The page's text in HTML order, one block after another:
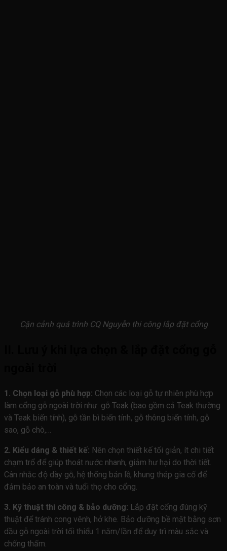
Cận cảnh quá trình CQ Nguyễn thi công lắp đặt cổng
1. Chọn loại gỗ phù hợp: Chọn các loại gỗ tự nhiên phù hợp
làm cổng gỗ ngoài trời như: gỗ Teak (bao gồm cả Teak thường
và Teak biến tính), gỗ tần bì biến tính, gỗ thông biến tính, gỗ
sao, gỗ chò,…
2. Kiểu dáng & thiết kế: Nên chọn thiết kế tối giản, ít chi tiết
chạm trổ để giúp thoát nước nhanh, giảm hư hại do thời tiết.
Cân nhắc độ dày gỗ, hệ thống bản lề, khung thép gia cố để
đảm bảo an toàn và tuổi thọ cho cổng.
3. Kỹ thuật thi công & bảo dưỡng: Lắp đặt cổng đúng kỹ
thuật để tránh cong vênh, hở khe. Bảo dưỡng bề mặt bằng sơn
dầu gỗ ngoài trời tối thiểu 1 năm/lần để duy trì màu sắc và
chống thấm.